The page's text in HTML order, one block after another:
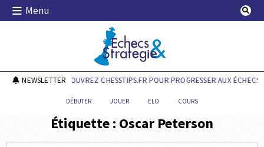
Skip
Menu
Echecs & Stratégie
NEWSLETTERDÉCOUVREZ CHESSTIPS.FR POUR PROGRESSER AUX ÉCHECS !
DÉBUTER JOUER ELO COURS
Étiquette : Oscar Peterson